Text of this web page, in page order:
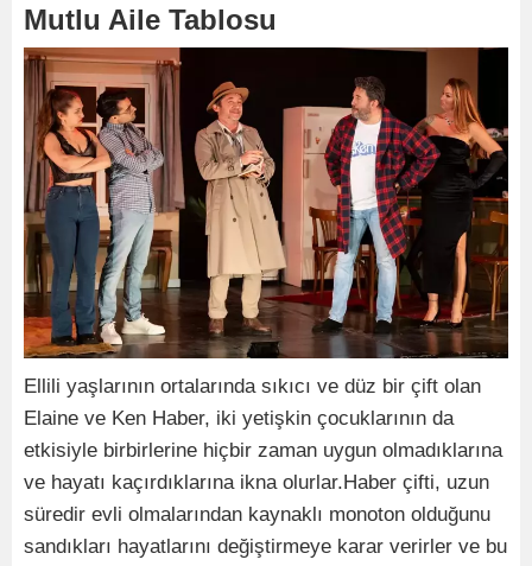
Mutlu Aile Tablosu
Ellili yaşlarının ortalarında sıkıcı ve düz bir çift olan
Elaine ve Ken Haber, iki yetişkin çocuklarının da
etkisiyle birbirlerine hiçbir zaman uygun olmadıklarına
ve hayatı kaçırdıklarına ikna olurlar.Haber çifti, uzun
süredir evli olmalarından kaynaklı monoton olduğunu
sandıkları hayatlarını değiştirmeye karar verirler ve bu